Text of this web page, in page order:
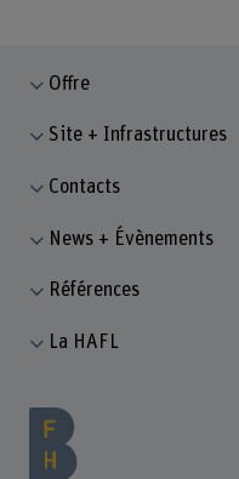
Offre
Site + Infrastructures
Contacts
News + Évènements
Références
La HAFL